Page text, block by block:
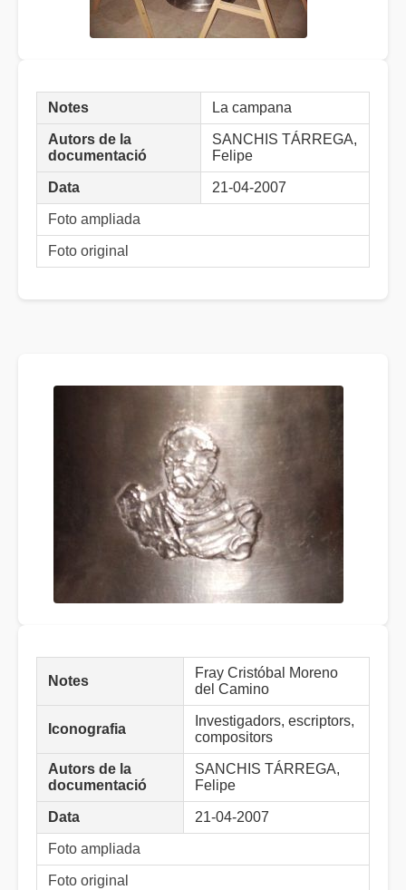
Notes La campana
Autors de la
documentació
SANCHIS TÁRREGA,
Felipe
Data 21-04-2007
Foto ampliada
Foto original
Notes
Fray Cristóbal Moreno
del Camino
Iconografia
Investigadors, escriptors,
compositors
Autors de la
documentació
SANCHIS TÁRREGA,
Felipe
Data 21-04-2007
Foto ampliada
Foto original